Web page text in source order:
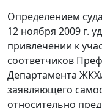
Определением
12 ноября 2009 г.
привлечении к
соответчиков
Департамента
заявляющего
относительно